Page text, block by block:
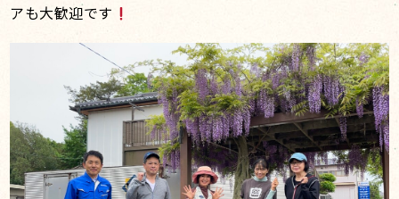
アも大歓迎です